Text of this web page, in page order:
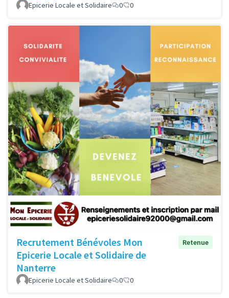
Epicerie Locale et Solidaire 0 0
Recrutement Bénévoles Mon
Epicerie Locale et Solidaire de
Nanterre
Retenue
Epicerie Locale et Solidaire 0 0